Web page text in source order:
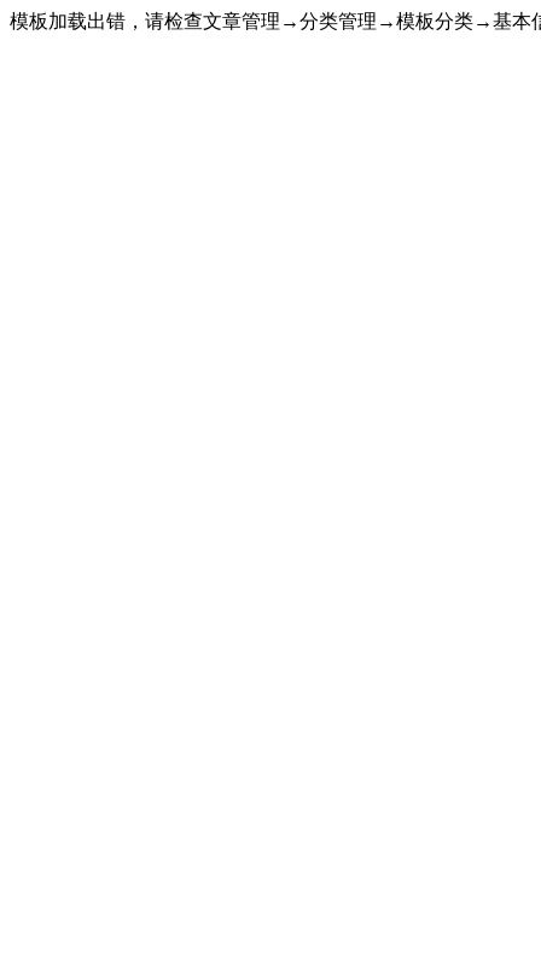
模板加载出错，请检查文章管理→分类管理→模板分类→基本